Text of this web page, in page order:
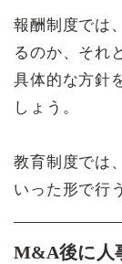
報酬制度では、
るのか、それ
具体的な方針
しょう。
教育制度では、
いった形で行
M&A後に人